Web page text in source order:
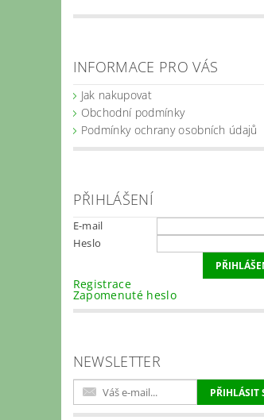
INFORMACE PRO VÁS
Jak nakupovat
Obchodní podmínky
Podmínky ochrany osobních údajů
PŘIHLÁŠENÍ
E-mail
Heslo
Registrace
Zapomenuté heslo
NEWSLETTER